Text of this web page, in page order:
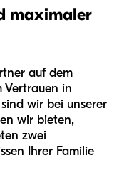
maximaler
auf dem
Vertrauen in
wir bei unserer
wir bieten,
zwei
Ihrer Familie